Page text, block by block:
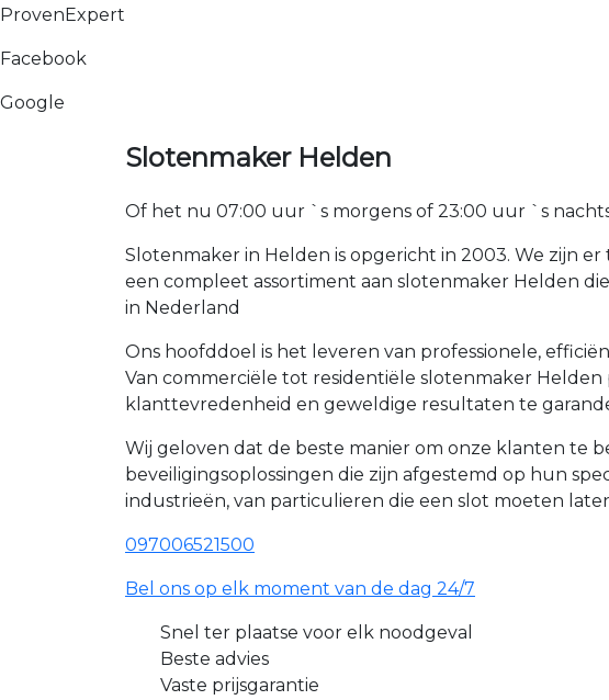
ProvenExpert
Facebook
Google
Slotenmaker Helden
Of het nu 07:00 uur `s morgens of 23:00 uur `s
Slotenmaker in Helden is opgericht in 2003. We zijn
een compleet assortiment aan slotenmaker Helden
in Nederland
Ons hoofddoel is het leveren van professionele,
Van commerciële tot residentiële slotenmaker
klanttevredenheid en geweldige resultaten te
Wij geloven dat de beste manier om onze klanten te
beveiligingsoplossingen die zijn afgestemd op hun
industrieën, van particulieren die een slot moeten
097006521500
Bel ons op elk moment van de dag 24/7
Snel ter plaatse voor elk noodgeval
Beste advies
Vaste prijsgarantie